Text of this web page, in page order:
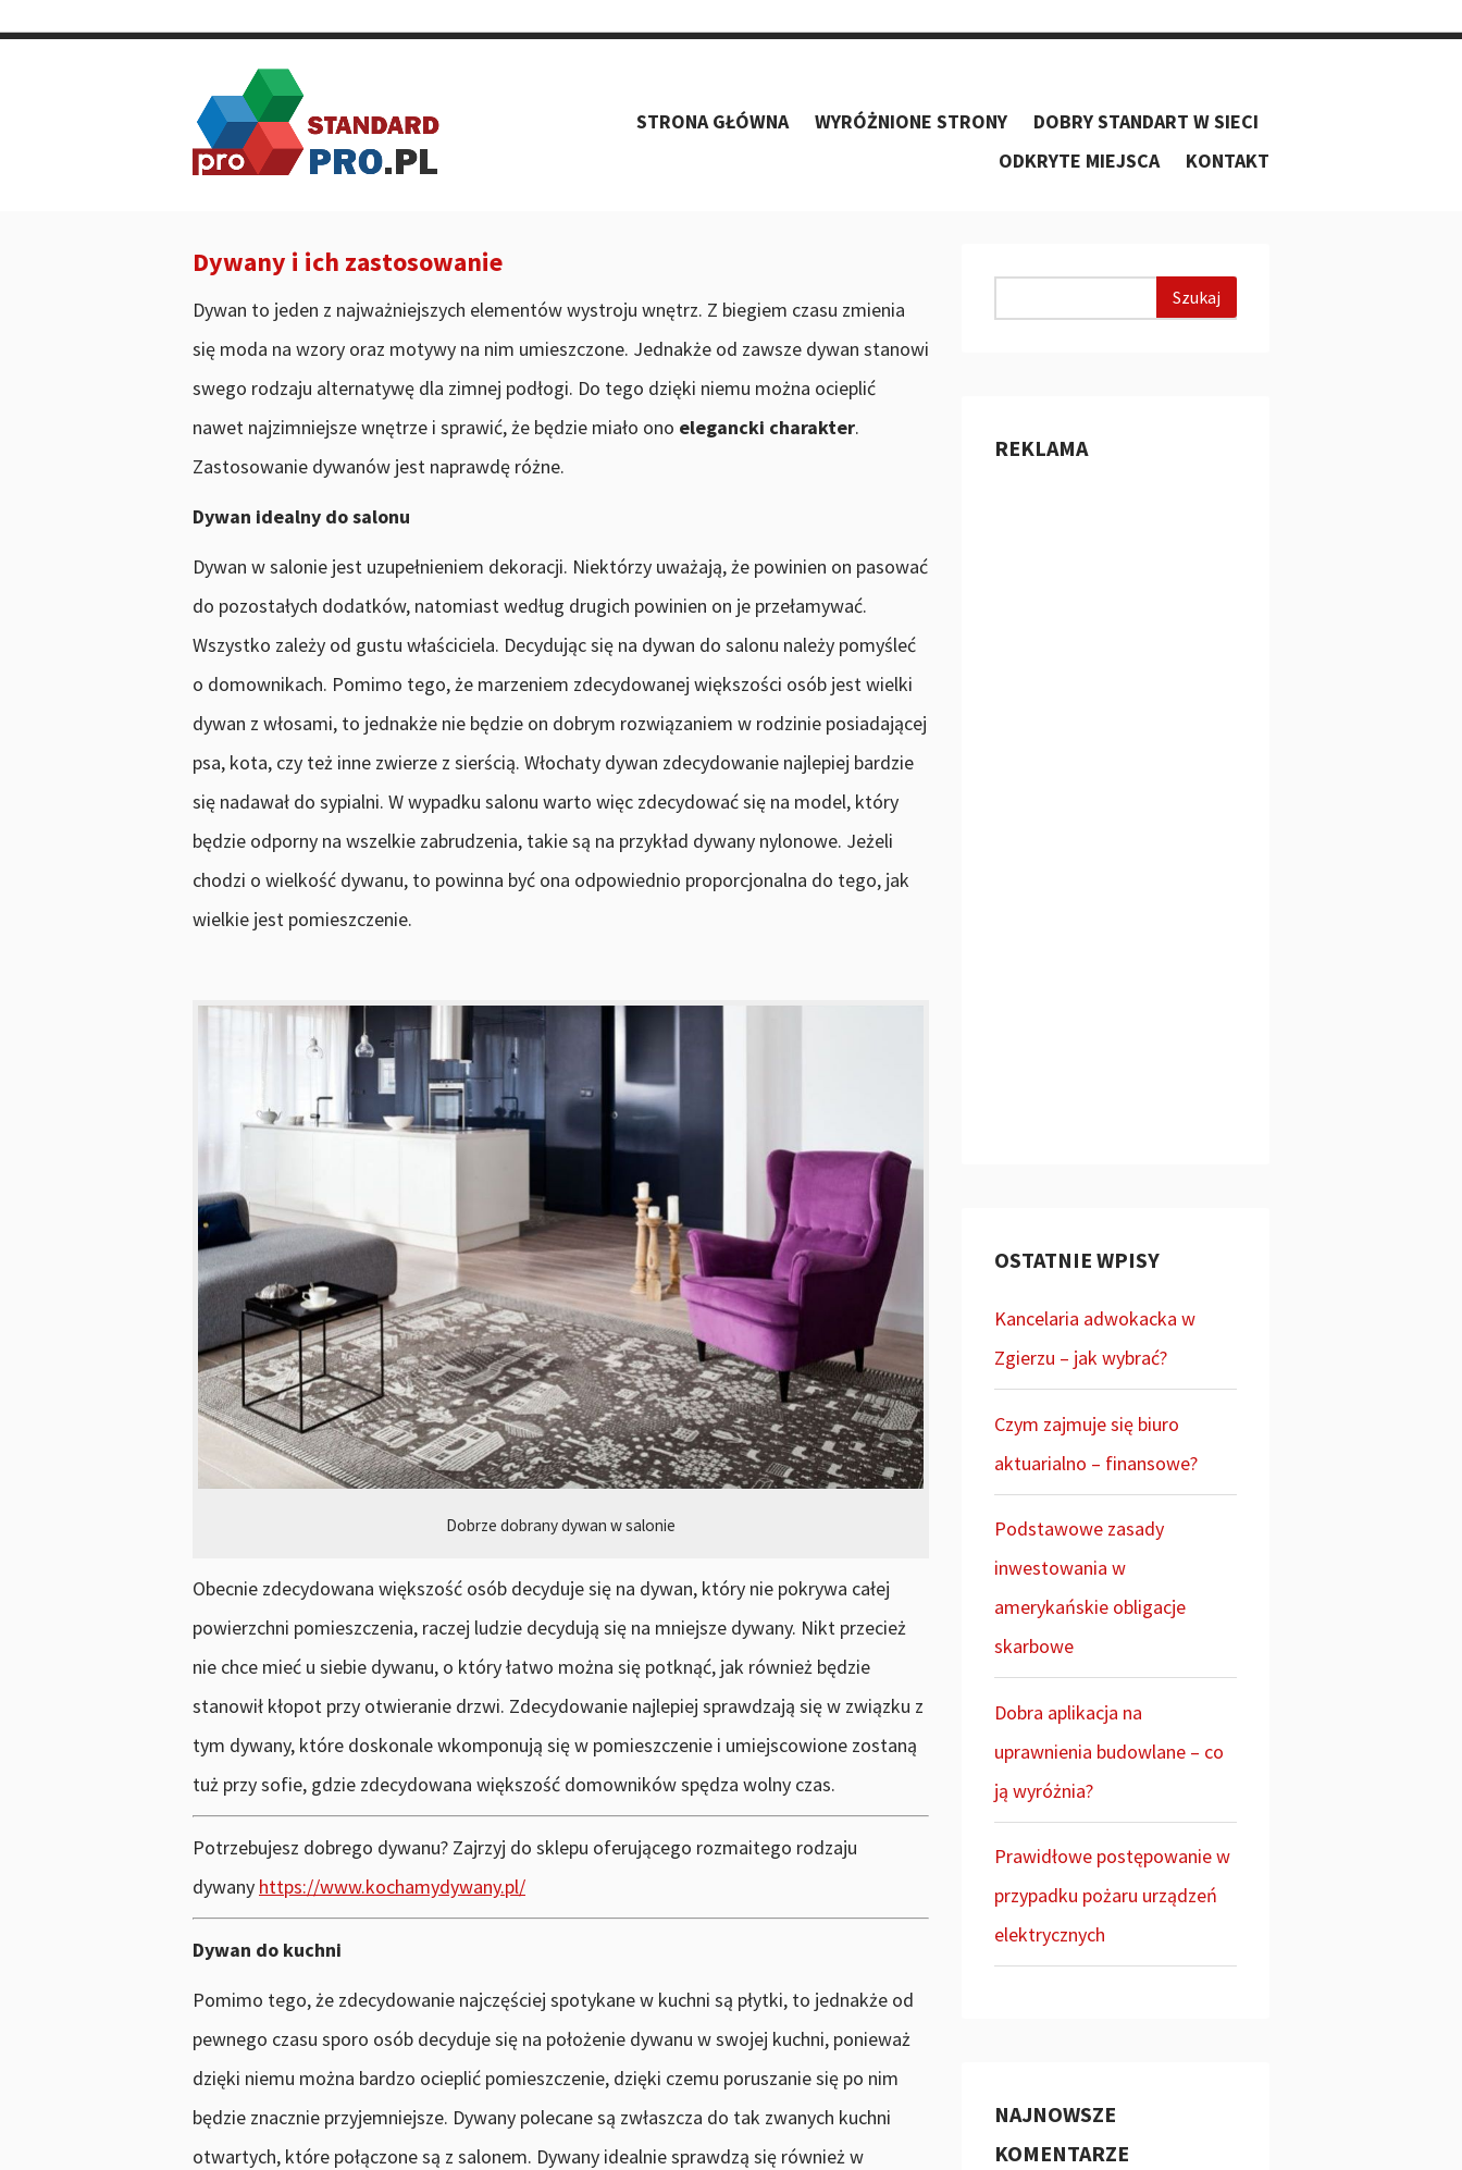
STRONA GŁÓWNA WYRÓŻNIONE STRONY
DOBRY STANDART W SIECI
ODKRYTE MIEJSCA
KONTAKT
Dywany i ich zastosowanie
Dywan to jeden z najważniejszych elementów wystroju wnętrz. Z biegiem czasu zmienia
się moda na wzory oraz motywy na nim umieszczone. Jednakże od zawsze dywan stanowi
swego rodzaju alternatywę dla zimnej podłogi. Do tego dzięki niemu można ocieplić
nawet najzimniejsze wnętrze i sprawić, że będzie miało ono elegancki charakter.
Zastosowanie dywanów jest naprawdę różne.
Dywan idealny do salonu
Dywan w salonie jest uzupełnieniem dekoracji. Niektórzy uważają, że powinien on pasować
do pozostałych dodatków, natomiast według drugich powinien on je przełamywać.
Wszystko zależy od gustu właściciela. Decydując się na dywan do salonu należy pomyśleć
o domownikach. Pomimo tego, że marzeniem zdecydowanej większości osób jest wielki
dywan z włosami, to jednakże nie będzie on dobrym rozwiązaniem w rodzinie posiadającej
psa, kota, czy też inne zwierze z sierścią. Włochaty dywan zdecydowanie najlepiej bardzie
się nadawał do sypialni. W wypadku salonu warto więc zdecydować się na model, który
będzie odporny na wszelkie zabrudzenia, takie są na przykład dywany nylonowe. Jeżeli
chodzi o wielkość dywanu, to powinna być ona odpowiednio proporcjonalna do tego, jak
wielkie jest pomieszczenie.
Dobrze dobrany dywan w salonie
Obecnie zdecydowana większość osób decyduje się na dywan, który nie pokrywa całej
powierzchni pomieszczenia, raczej ludzie decydują się na mniejsze dywany. Nikt przecież
nie chce mieć u siebie dywanu, o który łatwo można się potknąć, jak również będzie
stanowił kłopot przy otwieranie drzwi. Zdecydowanie najlepiej sprawdzają się w związku z
tym dywany, które doskonale wkomponują się w pomieszczenie i umiejscowione zostaną
tuż przy sofie, gdzie zdecydowana większość domowników spędza wolny czas.
Potrzebujesz dobrego dywanu? Zajrzyj do sklepu oferującego rozmaitego rodzaju
dywany https://www.kochamydywany.pl/
Dywan do kuchni
Pomimo tego, że zdecydowanie najczęściej spotykane w kuchni są płytki, to jednakże od
pewnego czasu sporo osób decyduje się na położenie dywanu w swojej kuchni, ponieważ
dzięki niemu można bardzo ocieplić pomieszczenie, dzięki czemu poruszanie się po nim
będzie znacznie przyjemniejsze. Dywany polecane są zwłaszcza do tak zwanych kuchni
otwartych, które połączone są z salonem. Dywany idealnie sprawdzą się również w
REKLAMA
OSTATNIE WPISY
Kancelaria adwokacka w
Zgierzu – jak wybrać?
Czym zajmuje się biuro
aktuarialno – finansowe?
Podstawowe zasady
inwestowania w
amerykańskie obligacje
skarbowe
Dobra aplikacja na
uprawnienia budowlane – co
ją wyróżnia?
Prawidłowe postępowanie w
przypadku pożaru urządzeń
elektrycznych
NAJNOWSZE
KOMENTARZE